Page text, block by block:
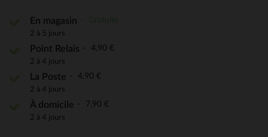
En magasin
2 à 5 jours
Point Relais 4,90 €
2 à 4 jours
La Poste 4,90 €
2 à 4 jours
À domicile 7,90 €
2 à 4 jours